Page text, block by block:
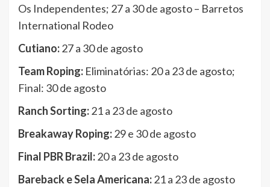
Os Independentes; 27 a 30 de agosto – Barretos
International Rodeo
Cutiano:27 a 30 de agosto
Team Roping: Eliminatórias: 20 a 23 de agosto;
Final: 30 de agosto
Ranch Sorting:21 a 23 de agosto
Breakaway Roping:29 e 30 de agosto
Final PBR Brazil:20 a 23 de agosto
Bareback e Sela Americana:21 a 23 de agosto